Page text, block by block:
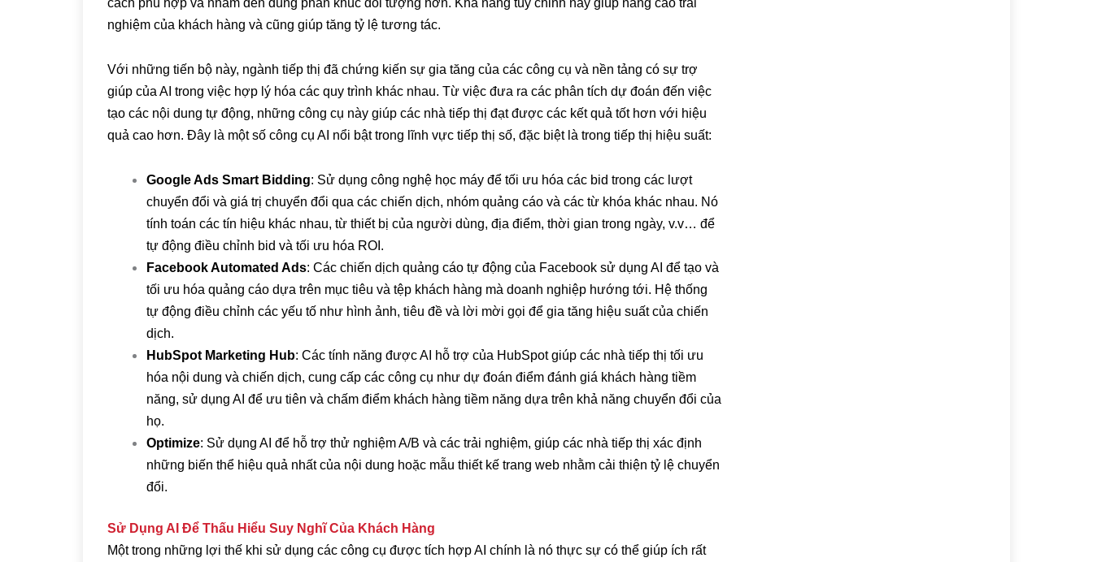
nghiệm của khách hàng và cũng giúp tăng tỷ lệ tương tác.
Với những tiến bộ này, ngành tiếp thị đã chứng kiến sự gia tăng của các công cụ và nền tảng có sự trợ
giúp của AI trong việc hợp lý hóa các quy trình khác nhau. Từ việc đưa ra các phân tích dự đoán đến việc
tạo các nội dung tự động, những công cụ này giúp các nhà tiếp thị đạt được các kết quả tốt hơn với hiệu
quả cao hơn. Đây là một số công cụ AI nổi bật trong lĩnh vực tiếp thị số, đặc biệt là trong tiếp thị hiệu suất:
Google Ads Smart Bidding: Sử dụng công nghệ học máy để tối ưu hóa các bid trong các lượt
chuyển đổi và giá trị chuyển đổi qua các chiến dịch, nhóm quảng cáo và các từ khóa khác nhau. Nó
tính toán các tín hiệu khác nhau, từ thiết bị của người dùng, địa điểm, thời gian trong ngày, v.v… để
tự động điều chỉnh bid và tối ưu hóa ROI.
Facebook Automated Ads: Các chiến dịch quảng cáo tự động của Facebook sử dụng AI để tạo và
tối ưu hóa quảng cáo dựa trên mục tiêu và tệp khách hàng mà doanh nghiệp hướng tới. Hệ thống
tự động điều chỉnh các yếu tố như hình ảnh, tiêu đề và lời mời gọi để gia tăng hiệu suất của chiến
dịch.
HubSpot Marketing Hub: Các tính năng được AI hỗ trợ của HubSpot giúp các nhà tiếp thị tối ưu
hóa nội dung và chiến dịch, cung cấp các công cụ như dự đoán điểm đánh giá khách hàng tiềm
năng, sử dụng AI để ưu tiên và chấm điểm khách hàng tiềm năng dựa trên khả năng chuyển đổi của
họ.
Optimize: Sử dụng AI để hỗ trợ thử nghiệm A/B và các trải nghiệm, giúp các nhà tiếp thị xác định
những biến thể hiệu quả nhất của nội dung hoặc mẫu thiết kế trang web nhằm cải thiện tỷ lệ chuyển
đổi.
Sử Dụng AI Để Thấu Hiểu Suy Nghĩ Của Khách Hàng
Một trong những lợi thế khi sử dụng các công cụ được tích hợp AI chính là nó thực sự có thể giúp ích rất